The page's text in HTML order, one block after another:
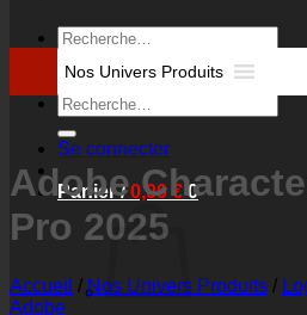
Recherche
Recherche
pour :
Se connecter
Panier /0,00€ 0
Nos Univers Produits
Adobe
Pro 2025
Accueil / Nos Univers Produits /
Adobe